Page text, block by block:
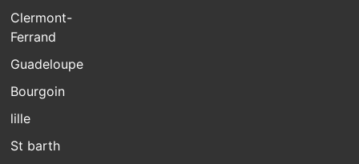
Clermont-
Ferrand
Guadeloupe
Bourgoin
lille
St barth